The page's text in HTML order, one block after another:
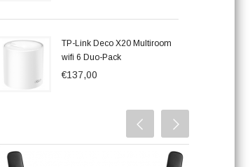
TP-Link Deco X20 Multiroom
wifi 6 Duo-Pack
€137,00